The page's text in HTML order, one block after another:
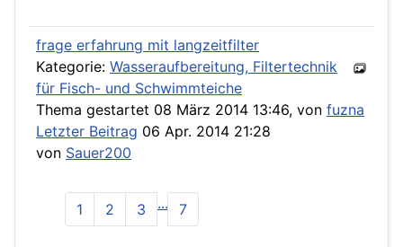
frage erfahrung mit langzeitfilter
Kategorie: Wasseraufbereitung, Filtertechnik
für Fisch- und Schwimmteiche
Thema gestartet 08 März 2014 13:46, von fuzna
Letzter Beitrag 06 Apr. 2014 21:28
von Sauer200
1 2 3 ... 7